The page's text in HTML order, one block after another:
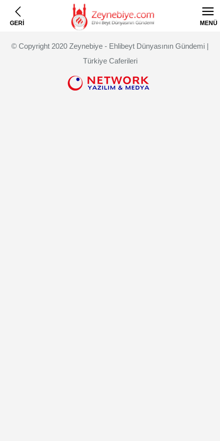
GERİ MENÜ
© Copyright 2020 Zeynebiye - Ehlibeyt Dünyasının Gündemi |
Türkiye Caferileri